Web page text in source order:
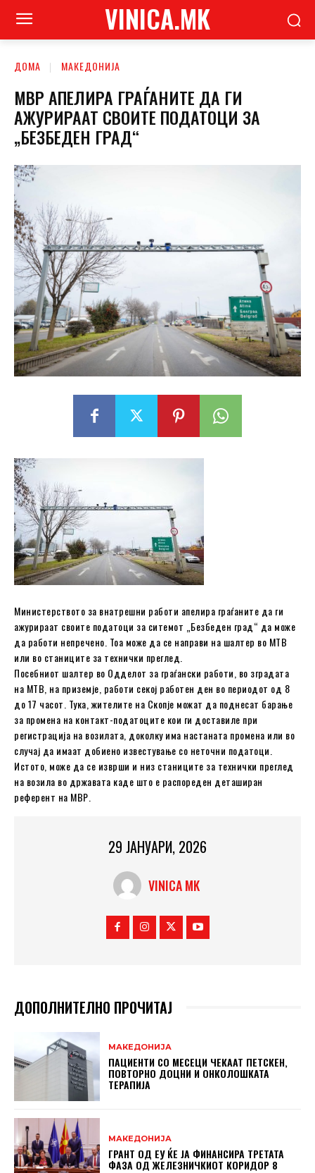
VINICA.MK
ДОМА МАКЕДОНИЈА
МВР АПЕЛИРА ГРАЃАНИТЕ ДА ГИ
АЖУРИРААТ СВОИТЕ ПОДАТОЦИ ЗА
„БЕЗБЕДЕН ГРАД“
Министерството за внатрешни работи апелира граѓаните да ги
ажурираат своите податоци за ситемот „Безбеден град“ да може
да работи непречено. Тоа може да се направи на шалтер во МТВ
или во станиците за технички преглед.
Посебниот шалтер во Одделот за граѓански работи, во зградата
на МТВ, на приземје, работи секој работен ден во периодот од 8
до 17 часот. Тука, жителите на Скопје можат да поднесат барање
за промена на контакт-податоците кои ги доставиле при
регистрација на возилата, доколку има настаната промена или во
случај да имаат добиено известување со неточни податоци.
Истото, може да се изврши и низ станиците за технички преглед
на возила во државата каде што е распореден деташиран
референт на МВР.
29 ЈАНУАРИ, 2026
VINICA MK
ДОПОЛНИТЕЛНО ПРОЧИТАЈ
МАКЕДОНИЈА
ПАЦИЕНТИ СО МЕСЕЦИ ЧЕКААТ ПЕТСКЕН,
ПОВТОРНО ДОЦНИ И ОНКОЛОШКАТА
ТЕРАПИЈА
МАКЕДОНИЈА
ГРАНТ ОД ЕУ ЌЕ ЈА ФИНАНСИРА ТРЕТАТА
ФАЗА ОД ЖЕЛЕЗНИЧКИОТ КОРИДОР 8